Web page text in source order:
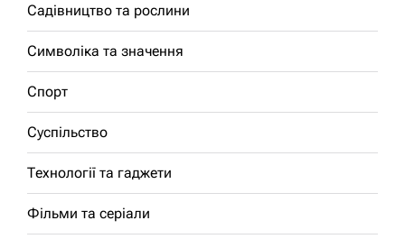
Садівництво та рослини
Символіка та значення
Спорт
Суспільство
Технології та гаджети
Фільми та серіали